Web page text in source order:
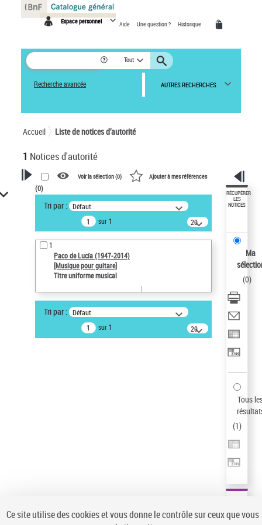
Espace personnel Aide Une question ? Historique
Tout
Recherche avancée AUTRES RECHERCHES
Accueil Liste de notices d’autorité
1 Notices d'autorité
VOTRE RECHERCHE
Recherche avancée dans les
notices d’autorité
Œuvres liées à l'auteur :
Paco de Lucía (1947-2014)
Type de notice d'autorité
Œuvre
Titre uniforme musical
Voir la sélection (0) Ajouter à mes références
(0)
Tri par : Défaut
sur 1
20
résultats/page
1
Paco de Lucía (1947-2014)
[Musique pour guitare]
Titre uniforme musical
Tri par : Défaut
sur 1
20
résultats/page
RÉCUPÉRER
LES
NOTICES
Ma
(0)
Tous
(1)
Panneau de gestion des cookies
Ce site utilise des cookies et vous donne le contrôle sur ceux que vous